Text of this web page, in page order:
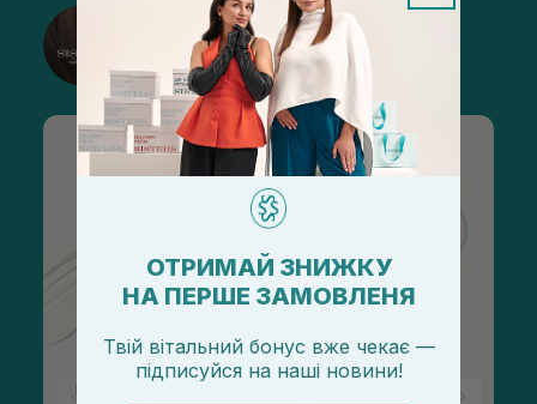
@sisters_stelmakh в Instagram
Подписаться
ОТРИМАЙ ЗНИЖКУ
НА ПЕРШЕ ЗАМОВЛЕНЯ
Твій вітальний бонус вже чекає —
підписуйся на наші новини!